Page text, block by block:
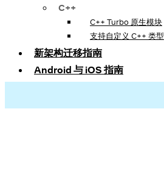
C++
C++ Turbo 原生模块
支持自定义 C++ 类型
新架构迁移指南
Android 与 iOS 指南